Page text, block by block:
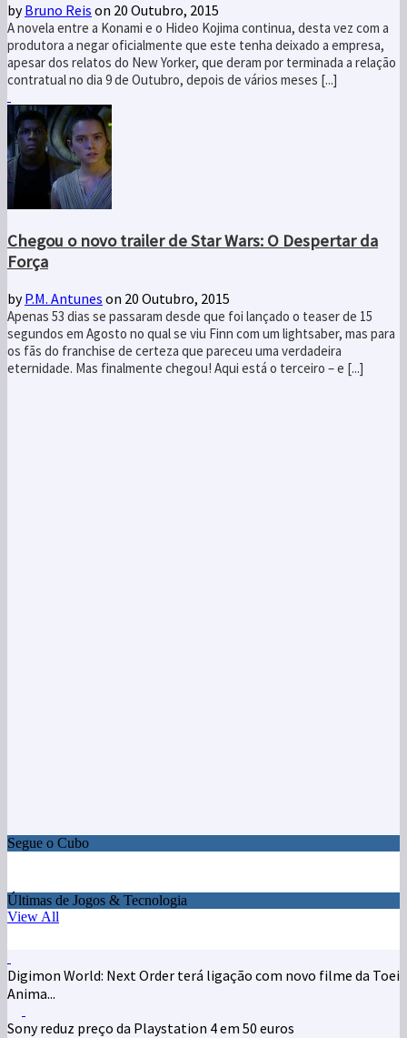
byBruno Reis on 20 Outubro, 2015
A novela entre a Konami e o Hideo Kojima continua, desta vez com a
produtora a negar oficialmente que este tenha deixado a empresa,
apesar dos relatos do New Yorker, que deram por terminada a relação
contratual no dia 9 de Outubro, depois de vários meses [...]
Chegou o novo trailer de Star Wars: O Despertar da
Força
byP.M. Antunes on 20 Outubro, 2015
Apenas 53 dias se passaram desde que foi lançado o teaser de 15
segundos em Agosto no qual se viu Finn com um lightsaber, mas para
os fãs do franchise de certeza que pareceu uma verdadeira
eternidade. Mas finalmente chegou! Aqui está o terceiro – e [...]
Segue o Cubo
Últimas de Jogos & Tecnologia
View All
Digimon World: Next Order terá ligação com novo filme da Toei
Anima...
Sony reduz preço da Playstation 4 em 50 euros